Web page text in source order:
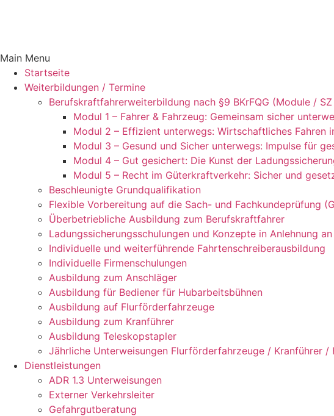
Main Menu
Startseite
Weiterbildungen / Termine
Berufskraftfahrer­weiterbildung nach §9 BKrFQG (Module /
Modul 1 – Fahrer & Fahrzeug: Gemeinsam sicher
Modul 2 – Effizient unterwegs: Wirtschaftliches Fahren
Modul 3 – Gesund und Sicher unterwegs: Impulse für
Modul 4 – Gut gesichert: Die Kunst der
Modul 5 – Recht im Güterkraftverkehr: Sicher und
Beschleunigte Grundqualifikation
Flexible Vorbereitung auf die Sach- und Fachkundeprüfung
Überbetriebliche Ausbildung zum Berufskraftfahrer
Ladungssicherungsschulungen und Konzepte in Anlehnung
Individuelle und weiterführende Fahrtenschreiberausbildung
Individuelle Firmenschulungen
Ausbildung zum Anschläger
Ausbildung für Bediener für Hubarbeitsbühnen
Ausbildung auf Flurförderfahrzeuge
Ausbildung zum Kranführer
Ausbildung Teleskopstapler
Jährliche Unterweisungen Flurförderfahrzeuge / Kranführer /
Dienstleistungen
ADR 1.3 Unterweisungen
Externer Verkehrsleiter
Gefahrgutberatung